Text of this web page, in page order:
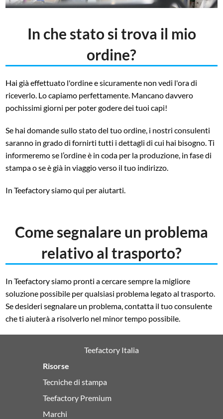
In che stato si trova il mio
ordine?
Hai già effettuato l'ordine e sicuramente non vedi l'ora di
riceverlo. Lo capiamo perfettamente. Mancano davvero
pochissimi giorni per poter godere dei tuoi capi!
Se hai domande sullo stato del tuo ordine, i nostri consulenti
saranno in grado di fornirti tutti i dettagli di cui hai bisogno. Ti
informeremo se l’ordine è in coda per la produzione, in fase di
stampa o se è già in viaggio verso il tuo indirizzo.
In Teefactory siamo qui per aiutarti.
Come segnalare un problema
relativo al trasporto?
In Teefactory siamo pronti a cercare sempre la migliore
soluzione possibile per qualsiasi problema legato al trasporto.
Se desideri segnalare un problema, contatta il tuo consulente
che ti aiuterà a risolverlo nel minor tempo possibile.
Teefactory Italia
Risorse
Tecniche di stampa
Teefactory Premium
Marchi